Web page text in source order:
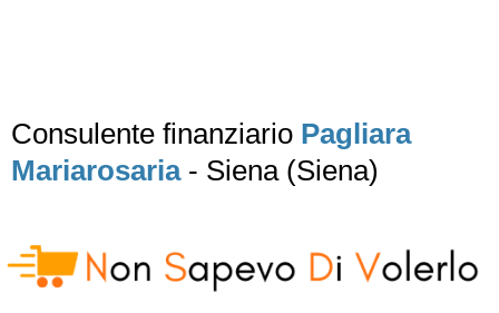
Consulente finanziario Pagliara
Mariarosaria- Siena (Siena)